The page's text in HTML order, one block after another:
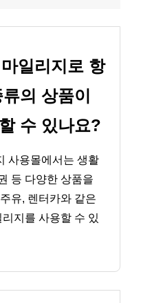
일리지로 항
의 상품이
수 있나요?
사용몰에서는 생활
등 다양한 상품을
유, 렌터카와 같은
지를 사용할 수 있